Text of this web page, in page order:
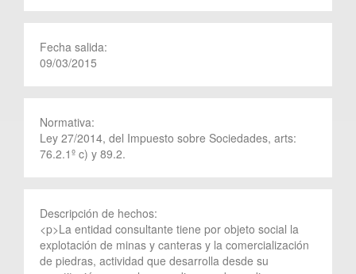
Fecha salida:
09/03/2015
Normativa:
Ley 27/2014, del Impuesto sobre Sociedades, arts:
76.2.1º c) y 89.2.
Descripción de hechos:
<p>La entidad consultante tiene por objeto social la
explotación de minas y canteras y la comercialización
de piedras, actividad que desarrolla desde su